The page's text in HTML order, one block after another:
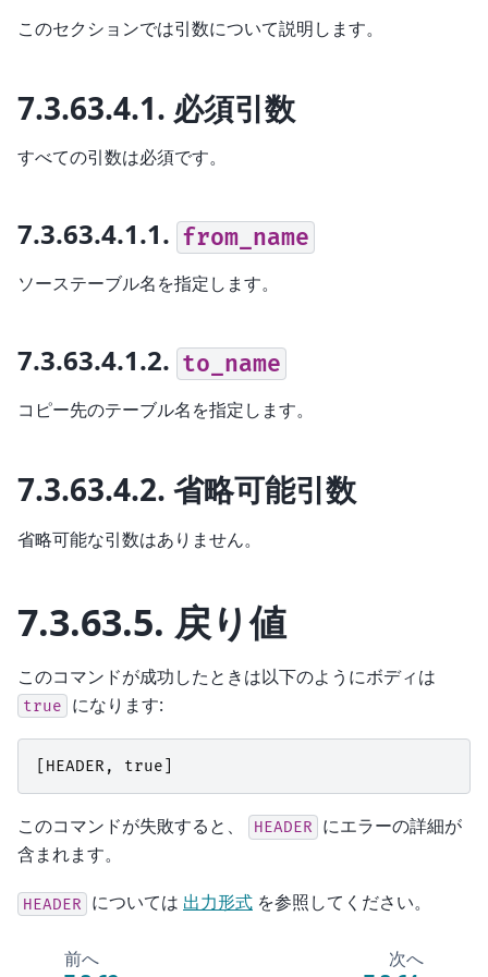
このセクションでは引数について説明します。
7.3.63.4.1. 必須引数
すべての引数は必須です。
7.3.63.4.1.1. from_name
ソーステーブル名を指定します。
7.3.63.4.1.2. to_name
コピー先のテーブル名を指定します。
7.3.63.4.2. 省略可能引数
省略可能な引数はありません。
7.3.63.5. 戻り値
このコマンドが成功したときは以下のようにボディは
true になります:
HEADER , true
このコマンドが失敗すると、 HEADER
にエラーの詳細が
含まれます。
HEADER については 出力形式 を参照してください。
前へ 次へ